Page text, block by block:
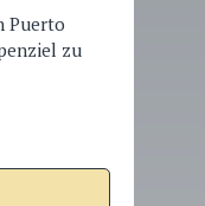
Puerto
zu